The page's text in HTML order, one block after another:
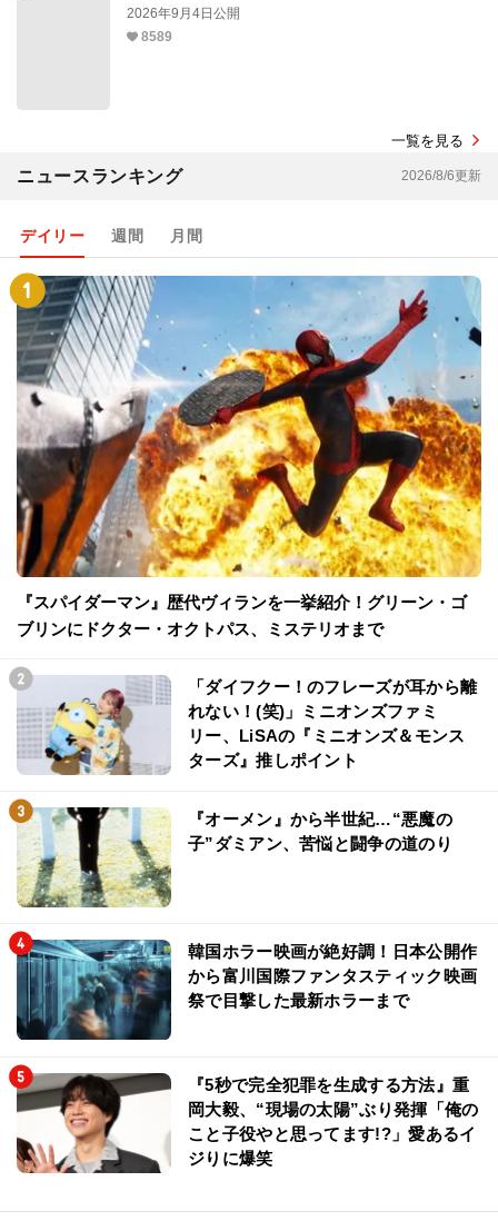
2026年9月4日公開
8589
一覧を見る
ニュースランキング 2026/8/6更新
デイリー 週間 月間
『スパイダーマン』歴代ヴィランを一挙紹介！グリーン・ゴ
ブリンにドクター・オクトパス、ミステリオまで
「ダイフクー！のフレーズが耳から離
れない！(笑)」ミニオンズファミ
リー、LiSAの『ミニオンズ＆モンス
ターズ』推しポイント
『オーメン』から半世紀…“悪魔の
子”ダミアン、苦悩と闘争の道のり
韓国ホラー映画が絶好調！日本公開作
から富川国際ファンタスティック映画
祭で目撃した最新ホラーまで
『5秒で完全犯罪を生成する方法』重
岡大毅、“現場の太陽”ぶり発揮「俺の
こと子役やと思ってます!?」愛あるイ
ジりに爆笑